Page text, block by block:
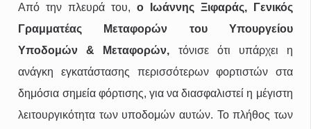
Από την πλευρά του, ο Ιωάννης Ξιφαράς, Γενικός
Γραμματέας Μεταφορών του Υπουργείου
Υποδομών & Μεταφορών, τόνισε ότι υπάρχει η
ανάγκη εγκατάστασης περισσότερων φορτιστών στα
δημόσια σημεία φόρτισης, για να διασφαλιστεί η μέγιστη
λειτουργικότητα των υποδομών αυτών. Το πλήθος των